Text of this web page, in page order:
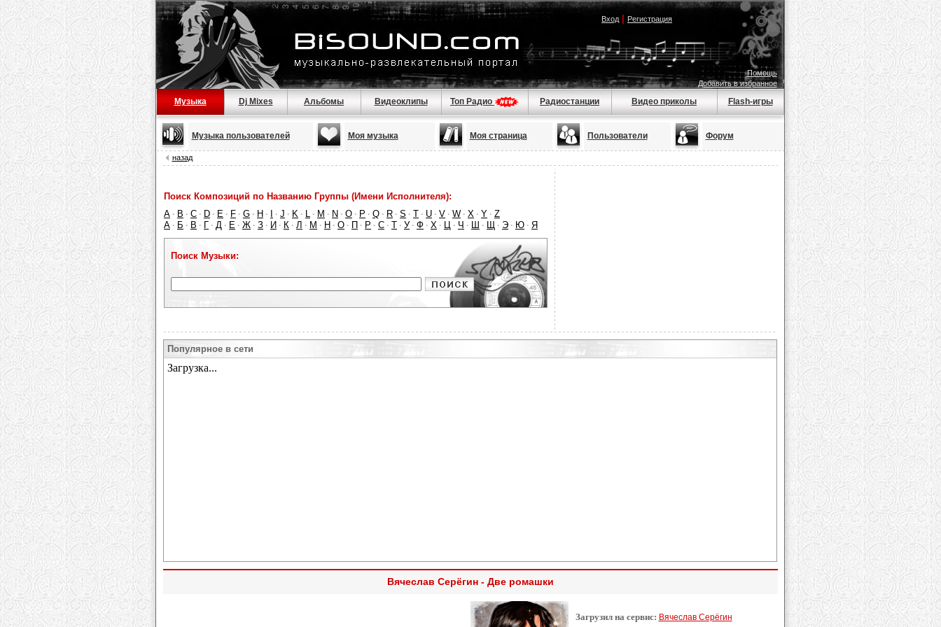
Вход| Регистрация
Помощь
Добавить в избранное
Музыка Dj Mixes Альбомы Видеоклипы Топ Радио Радиостанции Видео приколы Flash-игры
Музыка пользователей Моя музыка Моя страница Пользователи Форум
назад
Поиск Композиций по Названию Группы (Имени Исполнителя):
A · B · C · D · E · F · G · H · · J · K · L · M · N · O · P · Q · R · S · T · U · V · W · X · Y · Z
А · Б · В · Г · Д · Е · Ж · З · И · К · Л · М · Н · О · П · Р · С · Т · У · Ф · Х · Ц · Ч · Ш · Щ · Э · Ю · Я
Поиск Музыки:
Популярное в сети
Вячеслав Серёгин - Две ромашки
Загрузил на сервис: Вячеслав Серёгин